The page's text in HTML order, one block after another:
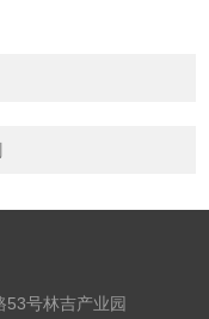
53号林吉产业园